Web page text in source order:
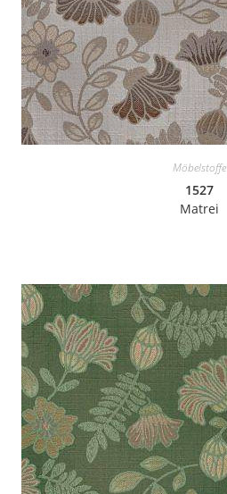
Möbelstoffe
1527
Matrei